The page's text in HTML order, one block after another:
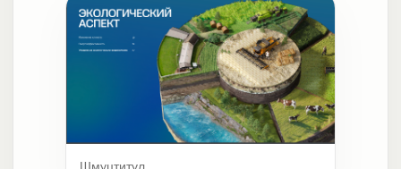
Шмуцтитул